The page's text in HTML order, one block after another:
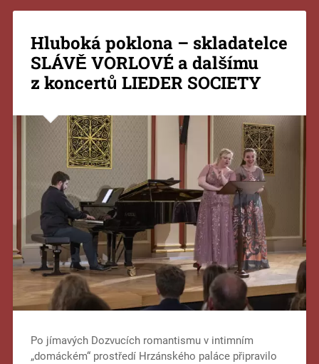
Hluboká poklona – skladatelce
SLÁVĚ VORLOVÉ a dalšímu
z koncertů LIEDER SOCIETY
Po jímavých Dozvucích romantismu v intimním
„domáckém“ prostředí Hrzánského paláce připravilo